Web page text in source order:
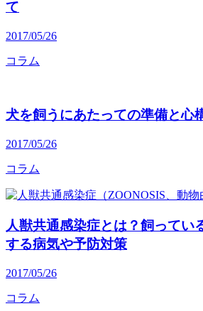
て
2017/05/26
コラム
犬を飼うにあたっての準備と心
2017/05/26
コラム
人獣共通感染症とは？飼ってい
する病気や予防対策
2017/05/26
コラム